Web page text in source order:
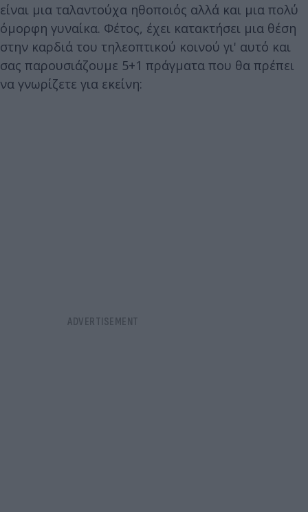
είναι μια ταλαντούχα ηθοποιός αλλά και μια πολύ
όμορφη γυναίκα. Φέτος, έχει κατακτήσει μια θέση
στην καρδιά του τηλεοπτικού κοινού γι' αυτό και
σας παρουσιάζουμε 5+1 πράγματα που θα πρέπει
να γνωρίζετε για εκείνη: